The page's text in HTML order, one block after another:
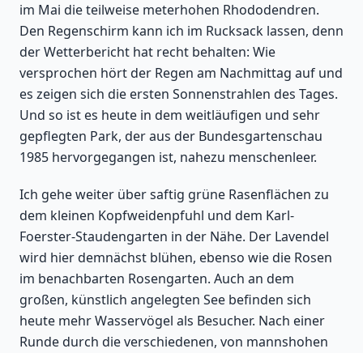
im Mai die teilweise meterhohen Rhododendren.
Den Regenschirm kann ich im Rucksack lassen, denn
der Wetterbericht hat recht behalten: Wie
versprochen hört der Regen am Nachmittag auf und
es zeigen sich die ersten Sonnenstrahlen des Tages.
Und so ist es heute in dem weitläufigen und sehr
gepflegten Park, der aus der Bundesgartenschau
1985 hervorgegangen ist, nahezu menschenleer.
Ich gehe weiter über saftig grüne Rasenflächen zu
dem kleinen Kopfweidenpfuhl und dem Karl-
Foerster-Staudengarten in der Nähe. Der Lavendel
wird hier demnächst blühen, ebenso wie die Rosen
im benachbarten Rosengarten. Auch an dem
großen, künstlich angelegten See befinden sich
heute mehr Wasservögel als Besucher. Nach einer
Runde durch die verschiedenen, von mannshohen